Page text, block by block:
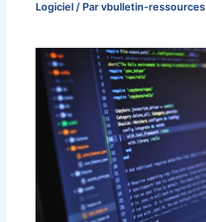
Logiciel / Parvbulletin-ressources